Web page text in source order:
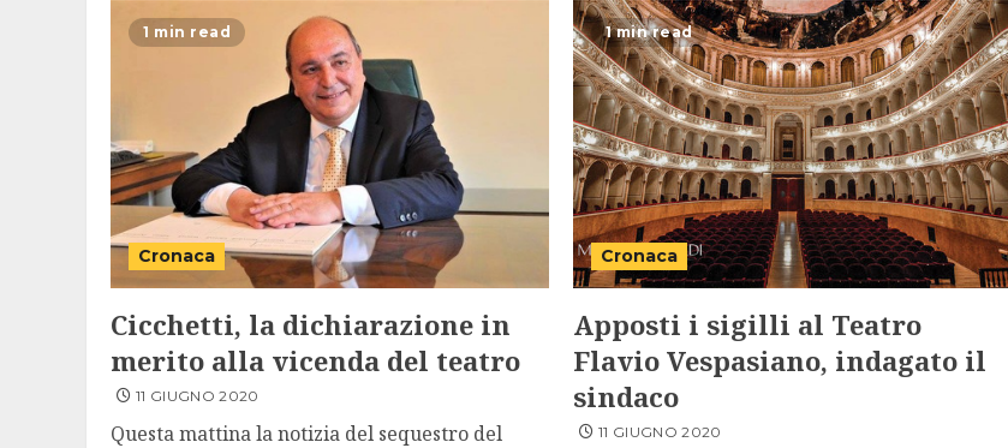
1 min read
Cronaca
Cicchetti, la dichiarazione in
merito alla vicenda del teatro
11 GIUGNO 2020
Questa mattina la notizia del sequestro del
1 min read
Cronaca
Apposti i sigilli al Teatro
Flavio Vespasiano, indagato il
sindaco
11 GIUGNO 2020